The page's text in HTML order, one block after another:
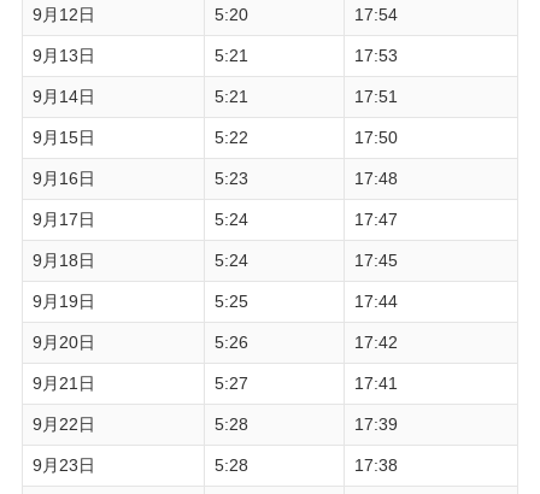
9月12日 5:20 17:54
9月13日 5:21 17:53
9月14日 5:21 17:51
9月15日 5:22 17:50
9月16日 5:23 17:48
9月17日 5:24 17:47
9月18日 5:24 17:45
9月19日 5:25 17:44
9月20日 5:26 17:42
9月21日 5:27 17:41
9月22日 5:28 17:39
9月23日 5:28 17:38